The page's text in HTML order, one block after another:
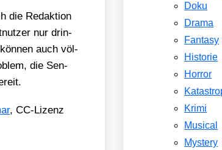
die Redak­ti­on
nur drin­
auch völ­
die Sen­
, CC-Lizenz
Doku
Drama
Fantasy
Historie
Horror
Krimi
Musical
Mystery